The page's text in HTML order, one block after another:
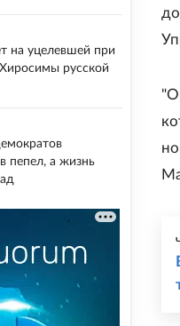
на уцелевшей при
русской
пепел, а жизнь